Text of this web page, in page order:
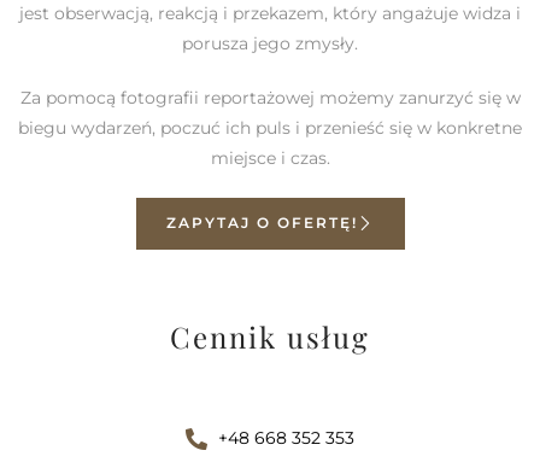
jest obserwacją, reakcją i przekazem, który angażuje widza i
porusza jego zmysły.
Za pomocą fotografii reportażowej możemy zanurzyć się w
biegu wydarzeń, poczuć ich puls i przenieść się w konkretne
miejsce i czas.
ZAPYTAJ O OFERTĘ!
Cennik usług
+48 668 352 353